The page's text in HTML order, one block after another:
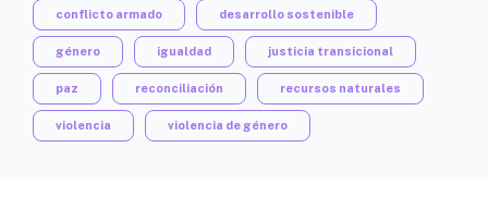
conflicto armado desarrollo sostenible
género igualdad justicia transicional
paz reconciliación recursos naturales
violencia violencia de género